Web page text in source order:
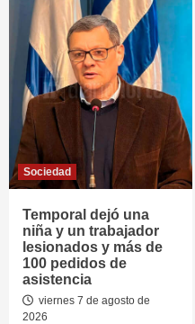
Sociedad
Temporal dejó una
niña y un trabajador
lesionados y más de
100 pedidos de
asistencia
viernes 7 de agosto de
2026